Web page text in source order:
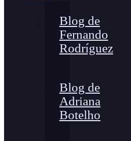
Blog de
Fernando
Rodríguez
Blog de
Adriana
Botelho